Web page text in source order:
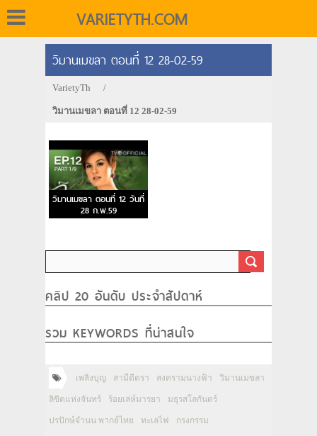
VARIETYTH.COM
วิมานเมขลา ตอนที่ 12 28-02-59
VarietyTh /
วิมานเมขลา ตอนที่ 12 28-02-59
วิมานเมขลา ตอนที่ 12 วันที่
28 ก.พ.59
คลิป 20 อันดับ ประจำสัปดาห์
รวม KEYWORDS ที่น่าสนใจ
เพลิงบุญ สามีตีตรา สงครามนางฟ้า วิมานเมขลา
ลิขิตแห่งจันทร์ ร้อยเล่ห์มารยา มธุรสโลกันตร์
ปรปักษ์จำนน พากย์ไทย ทะเลไฟ กรงกรรม